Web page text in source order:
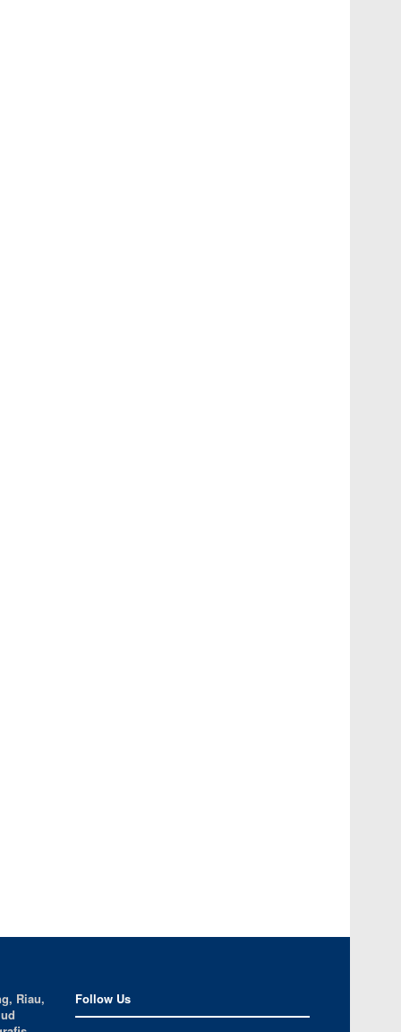
Riau,
Follow Us